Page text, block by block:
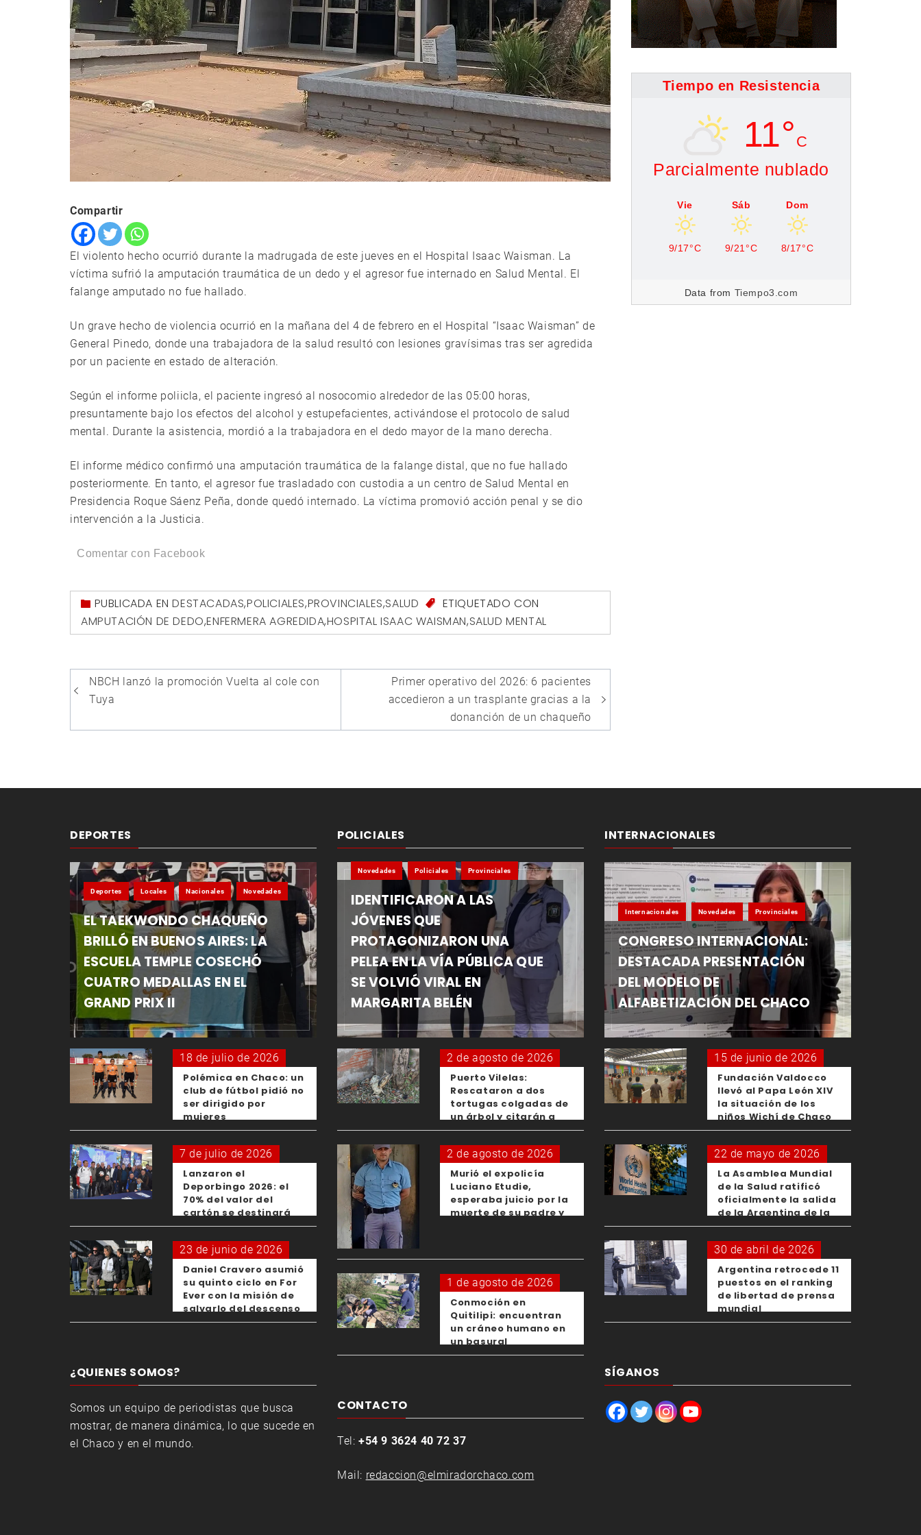
Compartir
El violento hecho ocurrió durante la madrugada de este jueves en el Hospital Isaac Waisman. La
víctima sufrió la amputación traumática de un dedo y el agresor fue internado en Salud Mental. El
falange amputado no fue hallado.
Un grave hecho de violencia ocurrió en la mañana del 4 de febrero en el Hospital “Isaac Waisman” de
General Pinedo, donde una trabajadora de la salud resultó con lesiones gravísimas tras ser agredida
por un paciente en estado de alteración.
Según el informe poliicla, el paciente ingresó al nosocomio alrededor de las 05:00 horas,
presuntamente bajo los efectos del alcohol y estupefacientes, activándose el protocolo de salud
mental. Durante la asistencia, mordió a la trabajadora en el dedo mayor de la mano derecha.
El informe médico confirmó una amputación traumática de la falange distal, que no fue hallado
posteriormente. En tanto, el agresor fue trasladado con custodia a un centro de Salud Mental en
Presidencia Roque Sáenz Peña, donde quedó internado. La víctima promovió acción penal y se dio
intervención a la Justicia.
Comentar con Facebook
PUBLICADA ENDESTACADAS,POLICIALES,PROVINCIALES,SALUD
ETIQUETADO CON
AMPUTACIÓN DE DEDO,ENFERMERA AGREDIDA,HOSPITAL ISAAC WAISMAN,SALUD MENTAL
Navegación
de
entradas
NBCH lanzó la promoción Vuelta al cole con
Tuya
Primer operativo del 2026: 6 pacientes
accedieron a un trasplante gracias a la
donanción de un chaqueño
Tiempo en Resistencia
11° C
Parcialmente nublado
Vie
9/17°C
Sáb
9/21°C
Dom
8/17°C
Data from Tiempo3.com
DEPORTES
Deportes Locales Nacionales Novedades
EL TAEKWONDO CHAQUEÑO
BRILLÓ EN BUENOS AIRES: LA
ESCUELA TEMPLE COSECHÓ
CUATRO MEDALLAS EN EL
GRAND PRIX II
18 de julio de 2026
Polémica en Chaco: un
club de fútbol pidió no
ser dirigido por
mujeres
7 de julio de 2026
Lanzaron el
Deporbingo 2026: el
70% del valor del
cartón se destinará
para los clubes
23 de junio de 2026
Daniel Cravero asumió
su quinto ciclo en For
Ever con la misión de
salvarlo del descenso
¿QUIENES SOMOS?
Somos un equipo de periodistas que busca
mostrar, de manera dinámica, lo que sucede en
el Chaco y en el mundo.
POLICIALES
Novedades Policiales Provinciales
IDENTIFICARON A LAS
JÓVENES QUE
PROTAGONIZARON UNA
PELEA EN LA VÍA PÚBLICA QUE
SE VOLVIÓ VIRAL EN
MARGARITA BELÉN
2 de agosto de 2026
Puerto Vilelas:
Rescataron a dos
tortugas colgadas de
un árbol y citarán a
los padres de los
menores responsables
2 de agosto de 2026
Murió el expolicía
Luciano Etudie,
esperaba juicio por la
muerte de su padre y
1 de agosto de 2026
Conmoción en
Quitilipi: encuentran
un cráneo humano en
un basural
CONTACTO
Tel: +54 9 3624 40 72 37
Mail: redaccion@elmiradorchaco.com
INTERNACIONALES
Internacionales Novedades Provinciales
CONGRESO INTERNACIONAL:
DESTACADA PRESENTACIÓN
DEL MODELO DE
ALFABETIZACIÓN DEL CHACO
15 de junio de 2026
Fundación Valdocco
llevó al Papa León XIV
la situación de los
niños Wichí de Chaco
22 de mayo de 2026
La Asamblea Mundial
de la Salud ratificó
oficialmente la salida
de la Argentina de la
OMS
30 de abril de 2026
Argentina retrocede 11
puestos en el ranking
de libertad de prensa
mundial
SÍGANOS